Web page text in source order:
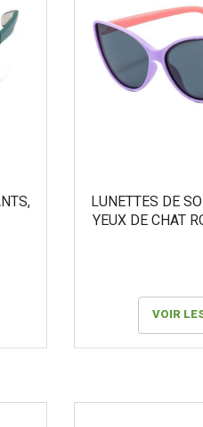
LUNETTES DE
YEUX DE CHAT
VOIR